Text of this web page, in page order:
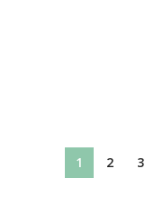
1 2 3